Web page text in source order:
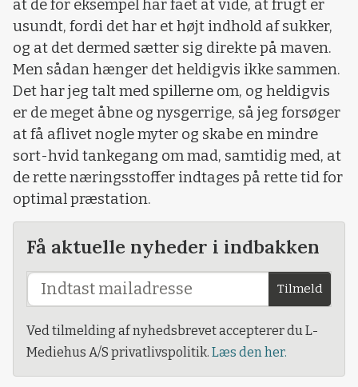
at de for eksempel har fået at vide, at frugt er
usundt, fordi det har et højt indhold af sukker,
og at det dermed sætter sig direkte på maven.
Men sådan hænger det heldigvis ikke sammen.
Det har jeg talt med spillerne om, og heldigvis
er de meget åbne og nysgerrige, så jeg forsøger
at få aflivet nogle myter og skabe en mindre
sort-hvid tankegang om mad, samtidig med, at
de rette næringsstoffer indtages på rette tid for
optimal præstation.
Få aktuelle nyheder i indbakken
Tilmeld
Ved tilmelding af nyhedsbrevet accepterer du L-
Mediehus A/S privatlivspolitik. Læs den her.